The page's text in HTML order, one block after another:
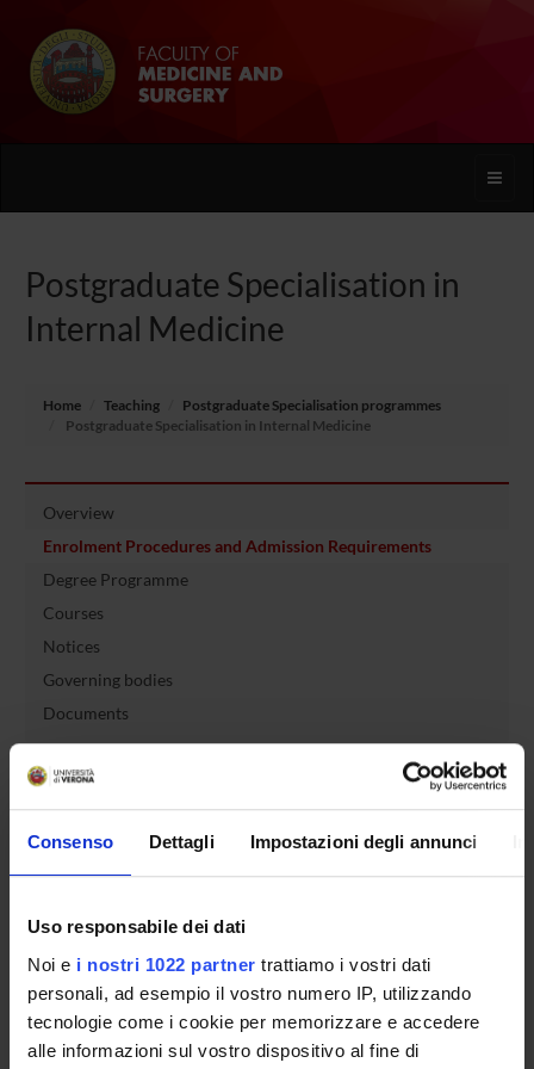
Consenso Dettagli Impostazioni degli annunci
Uso responsabile dei dati
Noi e i nostri 1022 partner trattiamo i vostri dati
personali, ad esempio il vostro numero IP, utilizzando
tecnologie come i cookie per memorizzare e accedere
alle informazioni sul vostro dispositivo al fine di
Toggle
Postgraduate Specialisation in
Internal Medicine
Home Teaching
Postgraduate Specialisation programmes
Postgraduate Specialisation in Internal Medicine
Overview
Enrolment Procedures and Admission Requirements
Degree Programme
Courses
Notices
Governing bodies
Documents
International Students
OFFERTA FORMATIVA
SEMESTRE FILTRO
CORSI DI LAUREA
CORSI DI LAUREA MAGISTRALE